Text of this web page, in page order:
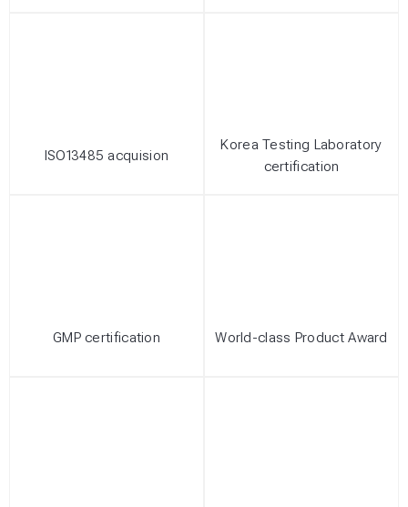
ISO13485 acquision
Korea Testing Laboratory
certification
GMP certification World-class Product Award